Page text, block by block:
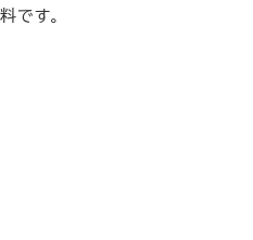
です。